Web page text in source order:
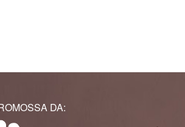
DA: